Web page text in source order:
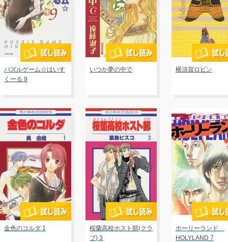
パズルゲーム☆はいす
くーる 9
いつか夢の中で 横須賀ロビン
金色のコルダ 1
桜蘭高校ホスト部(クラ
ブ) 3
ホーリーランド
HOLYLAND 7